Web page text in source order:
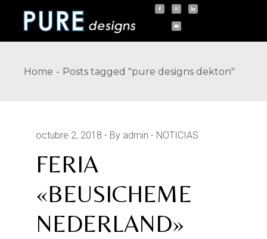
content
Home Posts tagged "pure designs dekton"
octubre 2, 2018 By admin NOTICIAS
FERIA
«BEUSICHEME
NEDERLAND»